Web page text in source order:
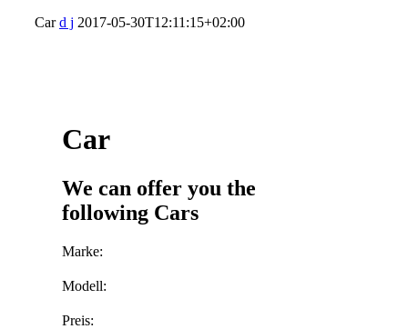
Card j 2017-05-30T12:11:15+02:00
Car
We can offer you the
following Cars
Marke:
Modell:
Preis: